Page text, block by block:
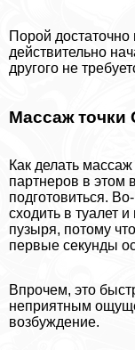
Порой достаточно
действительно
другого не
Массаж точки
Как делать
партнеров в этом
подготовиться.
сходить в туалет
пузыря, потому
первые секунды
Впрочем, это
неприятным
возбуждение.